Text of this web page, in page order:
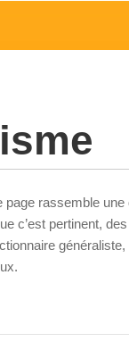
page rassemble
c’est pertinent,